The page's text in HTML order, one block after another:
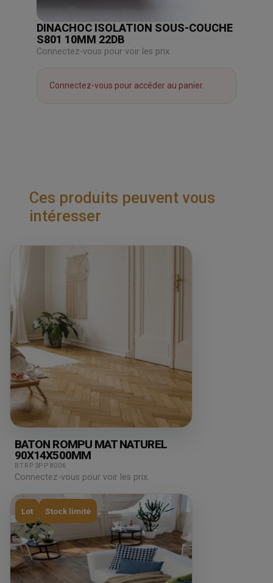
DINACHOC ISOLATION SOUS-COUCHE
S801 10MM 22DB
Connectez-vous pour voir les prix.
Connectez-vous pour accéder au panier.
Ces produits peuvent vous
intéresser
BATON ROMPU MAT NATUREL
90X14X500MM
BTRP3PP8006
Connectez-vous pour voir les prix.
Lot Stock limité